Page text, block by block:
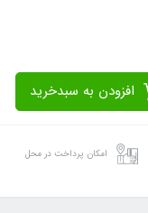
امکان پرداخت در محل